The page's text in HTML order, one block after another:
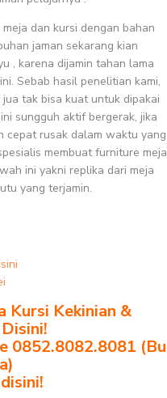
dan kursi dengan bahan
jaman sekarang kian
, karena dijamin tahan lama
Sebab hasil penelitian kami,
tak bisa kuat untuk dipakai
sungguh aktif bergerak, jika
cepat rusak dalam waktu yang
membuat furniture meja
ini yakni replika dari meja
yang terjamin.
Kursi Kekinian &
0852.8082.8081 (Bu